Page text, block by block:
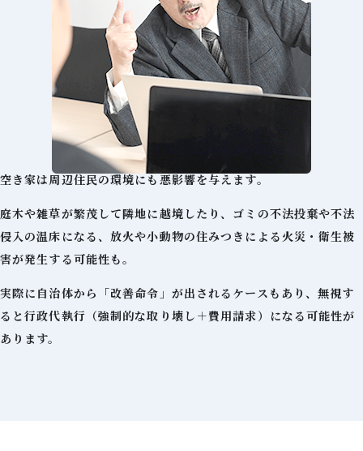
空き家は周辺住民の環境にも悪影響を与えます。
庭木や雑草が繁茂して隣地に越境したり、ゴミの不法投棄や不法
侵入の温床になる、放火や小動物の住みつきによる火災・衛生被
害が発生する可能性も。
実際に自治体から「改善命令」が出されるケースもあり、無視す
ると行政代執行（強制的な取り壊し＋費用請求）になる可能性が
あります。